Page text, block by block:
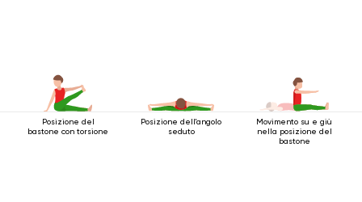
Posizione del
bastone con torsione
Posizione dell'angolo
seduto
Movimento su e giù
nella posizione del
bastone